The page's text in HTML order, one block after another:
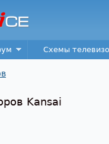
Схемы
Kansai